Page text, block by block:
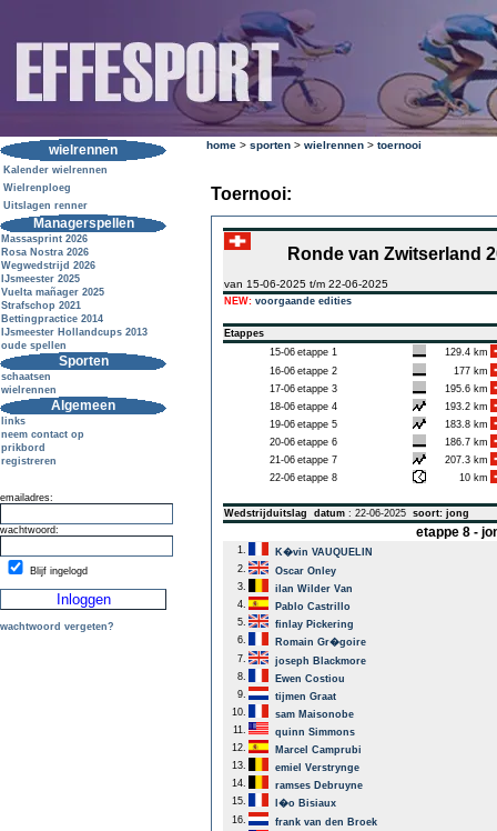
wielrennen
Kalender wielrennen
Wielrenploeg
Uitslagen renner
Managerspellen
Massasprint 2026
Rosa Nostra 2026
Wegwedstrijd 2026
IJsmeester 2025
Vuelta mañager 2025
Strafschop 2021
Bettingpractice 2014
IJsmeester Hollandcups 2013
oude spellen
Sporten
schaatsen
wielrennen
Algemeen
links
neem contact op
prikbord
registreren
emailadres:
wachtwoord:
Blijf ingelogd
wachtwoord vergeten?
home > sporten > wielrennen > toernooi
Toernooi:
Ronde van Zwitserland
van 15-06-2025 t/m 22-06-2025
NEW: voorgaande edities
Etappes
15-06 etappe 1
129.4 km
16-06 etappe 2
177 km
17-06 etappe 3
195.6 km
18-06 etappe 4
193.2 km
19-06 etappe 5
183.8 km
20-06 etappe 6
186.7 km
21-06 etappe 7
207.3 km
22-06 etappe 8 10 km
Wedstrijduitslag datum : 22-06-2025 soort: jong
etappe 8 -
1.
K�vin VAUQUELIN
2.
Oscar Onley
3.
ilan Wilder Van
4.
Pablo Castrillo
5.
finlay Pickering
6.
Romain Gr�goire
7.
joseph Blackmore
8.
Ewen Costiou
9.
tijmen Graat
10.
sam Maisonobe
11.
quinn Simmons
12.
Marcel Camprubi
13.
emiel Verstrynge
14.
ramses Debruyne
15.
l�o Bisiaux
16.
frank van den Broek